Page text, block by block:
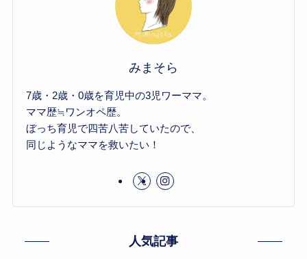
みまそら
7歳・2歳・0歳を育児中の3児ワーママ。
ママ歴≒ワンオペ歴。
ぼっち育児で四苦八苦していたので、
同じようなママを救いたい！
人気記事